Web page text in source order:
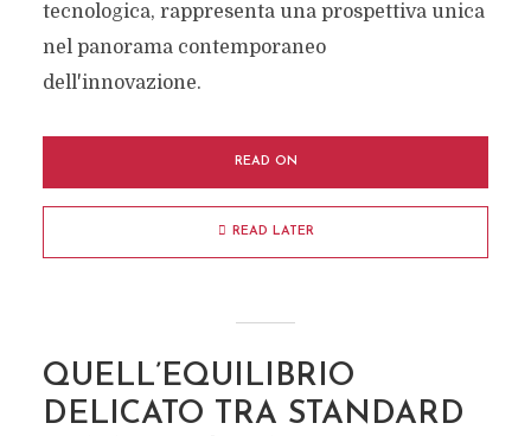
tecnologica, rappresenta una prospettiva unica
nel panorama contemporaneo
dell'innovazione.
READ ON
READ LATER
QUELL’EQUILIBRIO
DELICATO TRA STANDARD